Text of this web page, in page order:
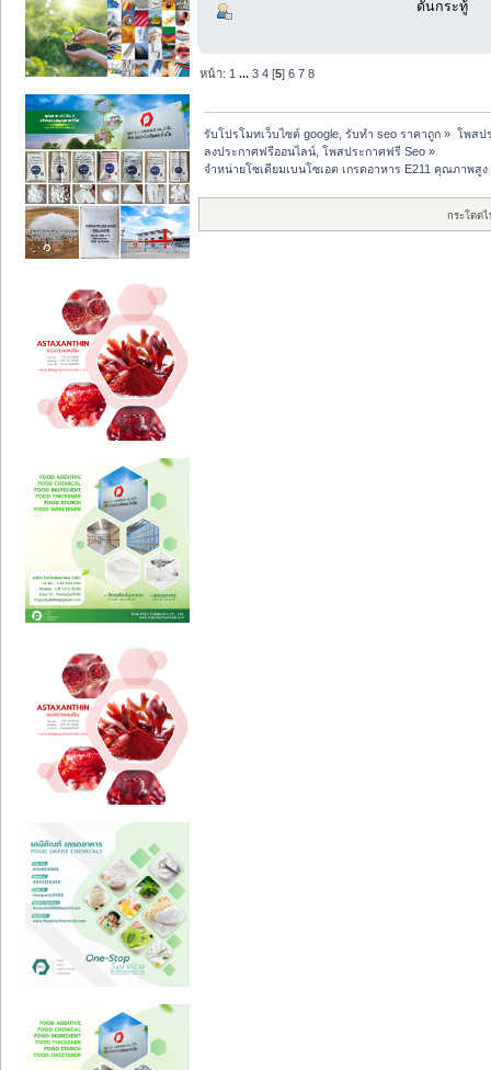
ดันกระทู้
หน้า: 1 ...3 4 [5]6 7 8
รับโปรโมทเว็บไซต์ google, รับทำ seo ราคาถูก » โพสป
ลงประกาศฟรีออนไลน์, โพสประกาศฟรี Seo »
จำหน่ายโซเดียมเบนโซเอต เกรดอาหาร E211 คุณภาพสูง
กระโดด